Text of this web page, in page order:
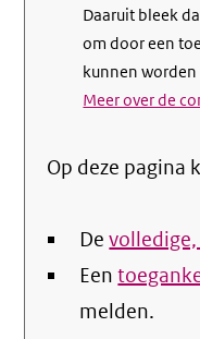
Daaruit bleek
om door een
kunnen
Meer over de
Op deze pagina
De
Een
melden.